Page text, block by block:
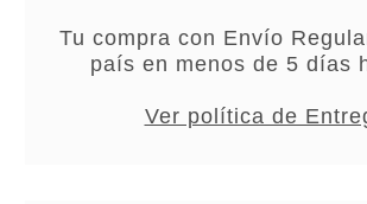
Tu compra con Envío
país en menos de 5 días
Ver política de